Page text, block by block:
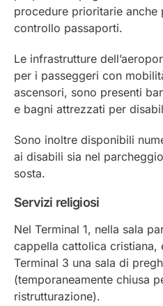
procedure prioritarie anche
controllo passaporti.
Le infrastrutture
per i passeggeri con
ascensori, sono presenti
e bagni attrezzati per
Sono inoltre disponibili
ai disabili sia nel
sosta.
Servizi religiosi
Nel Terminal 1, nella sala
cappella cattolica cristiana,
Terminal 3 una sala di
(temporaneamente chiusa
ristrutturazione).